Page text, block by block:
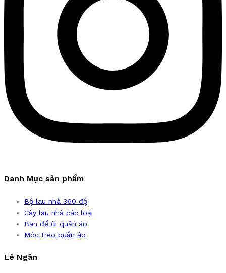
Danh Mục sản phẩm
Bộ lau nhà 360 độ
Cây lau nhà các loại
Bàn để ủi quần áo
Móc treo quần áo
Lê Ngân